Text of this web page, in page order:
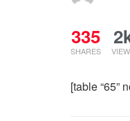
335
SHARES
[table “65”